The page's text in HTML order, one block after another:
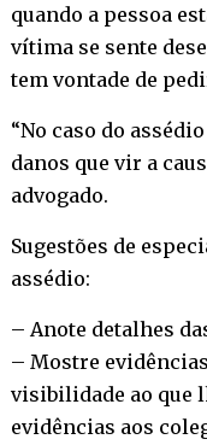
quando a pessoa
vítima se sente
tem vontade de
“No caso do
danos que vir a
advogado.
Sugestões de
assédio:
– Anote detalhes
– Mostre
visibilidade ao que
evidências aos